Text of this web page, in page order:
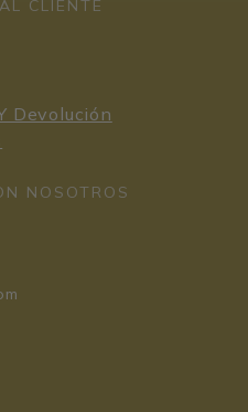
CLIENTE
Devolución
NOSOTROS